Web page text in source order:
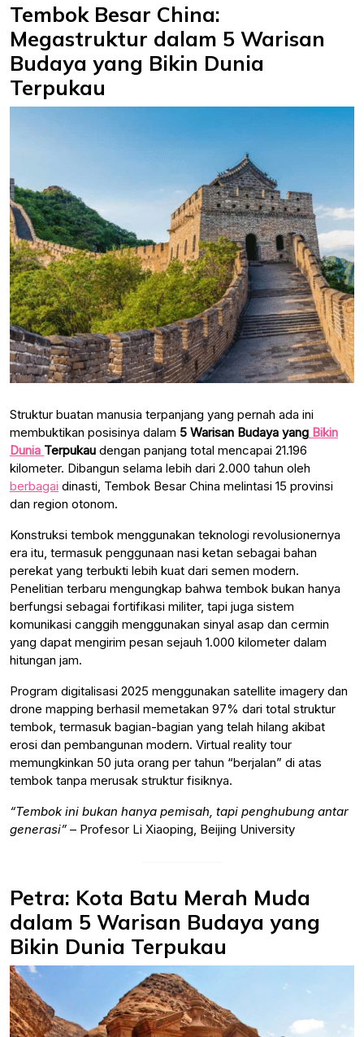
Tembok Besar China:
Megastruktur dalam 5 Warisan
Budaya yang Bikin Dunia
Terpukau
Struktur buatan manusia terpanjang yang pernah ada ini
membuktikan posisinya dalam 5 Warisan Budaya yang Bikin
Dunia Terpukau dengan panjang total mencapai 21.196
kilometer. Dibangun selama lebih dari 2.000 tahun oleh
berbagai dinasti, Tembok Besar China melintasi 15 provinsi
dan region otonom.
Konstruksi tembok menggunakan teknologi revolusionernya
era itu, termasuk penggunaan nasi ketan sebagai bahan
perekat yang terbukti lebih kuat dari semen modern.
Penelitian terbaru mengungkap bahwa tembok bukan hanya
berfungsi sebagai fortifikasi militer, tapi juga sistem
komunikasi canggih menggunakan sinyal asap dan cermin
yang dapat mengirim pesan sejauh 1.000 kilometer dalam
hitungan jam.
Program digitalisasi 2025 menggunakan satellite imagery dan
drone mapping berhasil memetakan 97% dari total struktur
tembok, termasuk bagian-bagian yang telah hilang akibat
erosi dan pembangunan modern. Virtual reality tour
memungkinkan 50 juta orang per tahun “berjalan” di atas
tembok tanpa merusak struktur fisiknya.
“Tembok ini bukan hanya pemisah, tapi penghubung antar
generasi” – Profesor Li Xiaoping, Beijing University
Petra: Kota Batu Merah Muda
dalam 5 Warisan Budaya yang
Bikin Dunia Terpukau